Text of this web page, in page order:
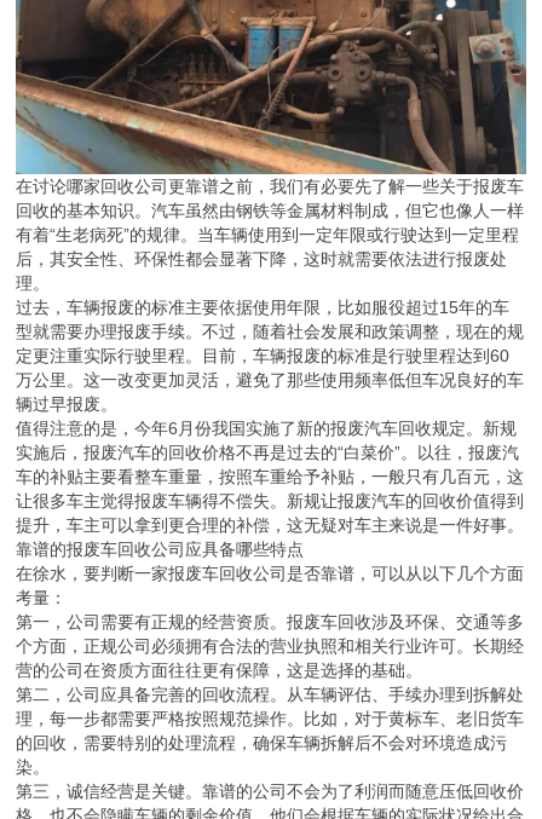
在讨论哪家回收公司更靠谱之前，我们有必要先了解一些关于报废车
回收的基本知识。汽车虽然由钢铁等金属材料制成，但它也像人一样
有着“生老病死”的规律。当车辆使用到一定年限或行驶达到一定里程
后，其安全性、环保性都会显著下降，这时就需要依法进行报废处
理。
过去，车辆报废的标准主要依据使用年限，比如服役超过15年的车
型就需要办理报废手续。不过，随着社会发展和政策调整，现在的规
定更注重实际行驶里程。目前，车辆报废的标准是行驶里程达到60
万公里。这一改变更加灵活，避免了那些使用频率低但车况良好的车
辆过早报废。
值得注意的是，今年6月份我国实施了新的报废汽车回收规定。新规
实施后，报废汽车的回收价格不再是过去的“白菜价”。以往，报废汽
车的补贴主要看整车重量，按照车重给予补贴，一般只有几百元，这
让很多车主觉得报废车辆得不偿失。新规让报废汽车的回收价值得到
提升，车主可以拿到更合理的补偿，这无疑对车主来说是一件好事。
靠谱的报废车回收公司应具备哪些特点
在徐水，要判断一家报废车回收公司是否靠谱，可以从以下几个方面
考量：
第一，公司需要有正规的经营资质。报废车回收涉及环保、交通等多
个方面，正规公司必须拥有合法的营业执照和相关行业许可。长期经
营的公司在资质方面往往更有保障，这是选择的基础。
第二，公司应具备完善的回收流程。从车辆评估、手续办理到拆解处
理，每一步都需要严格按照规范操作。比如，对于黄标车、老旧货车